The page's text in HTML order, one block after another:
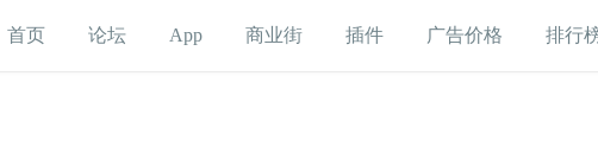
首页 论坛 App 商业街 插件 广告价格 排行